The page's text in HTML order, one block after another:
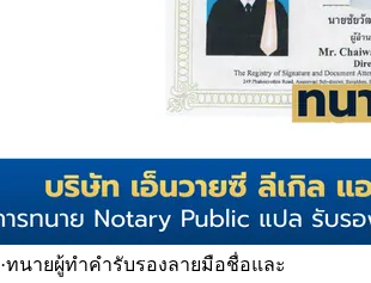
·ทนายผู้ทำคำรับรองลายมือชื่อและ